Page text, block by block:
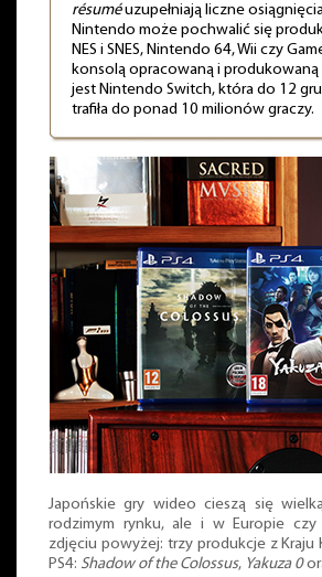
résuméuzupełniają liczne
Nintendo może pochwalić się
NES i SNES, Nintendo 64, Wii czy
konsolą opracowaną i produkowaną
jest Nintendo Switch, która do 12
trafiła do ponad 10 milionów graczy.
Japońskie gry wideo cieszą się
rodzimym rynku, ale i w Europie czy
zdjęciu powyżej: trzy produkcje z Kraju
PS4: Shadow of the Colossus, Yakuza 0